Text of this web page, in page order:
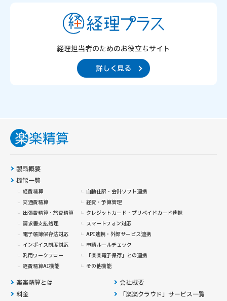
経理担当者のためのお役立ちサイト
詳しく見る
製品概要
機能一覧
経費精算
交通費精算
出張費精算・旅費精算
請求書支払処理
電子帳簿保存法対応
インボイス制度対応
汎用ワークフロー
経費精算AI機能
自動仕訳・会計ソフト連携
経費・予算管理
クレジットカード・ プリペイドカード連携
スマートフォン対応
API連携・外部サービス連携
申請ルールチェック
「楽楽電子保存」との連携
その他機能
楽楽精算とは
料金
会社概要
「楽楽クラウド」サービス一覧